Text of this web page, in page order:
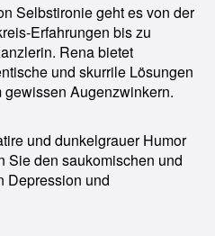
Selbstironie geht es von der
Erfahrungen bis zu
Rena bietet
und skurrile Lösungen
Augenzwinkern.
und dunkelgrauer Humor
Sie den saukomischen und
Depression und